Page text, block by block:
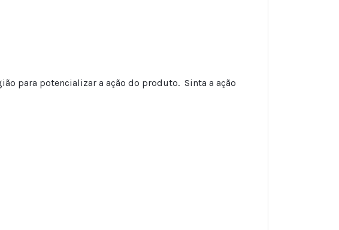
para potencializar a ação do produto. Sinta a ação